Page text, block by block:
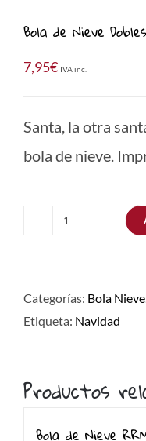
Bola de Nieve
7,95€ IVA inc.
Santa, la otra
bola de nieve.
Dobles
Parejas
Categorías: Bola Nieve
Etiqueta: Navidad
Productos
Bola de Nieve